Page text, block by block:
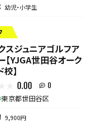
幼児・小学生
スジュニアゴルフア
【YJGA世田谷オーク
】
0.00 0
東京都世田谷区
9,900円